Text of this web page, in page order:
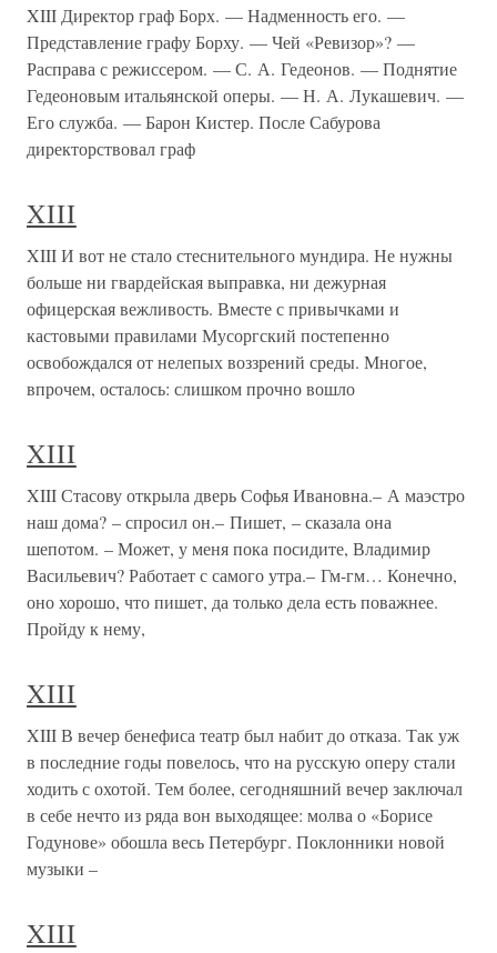
XIII Директор граф Борх. — Надменность его. —
Представление графу Борху. — Чей «Ревизор»? —
Расправа с режиссером. — С. А. Гедеонов. — Поднятие
Гедеоновым итальянской оперы. — Н. А. Лукашевич. —
Его служба. — Барон Кистер. После Сабурова
директорствовал граф
XIII
XIII И вот не стало стеснительного мундира. Не нужны
больше ни гвардейская выправка, ни дежурная
офицерская вежливость. Вместе с привычками и
кастовыми правилами Мусоргский постепенно
освобождался от нелепых воззрений среды. Многое,
впрочем, осталось: слишком прочно вошло
XIII
XIII Стасову открыла дверь Софья Ивановна.– А маэстро
наш дома? – спросил он.– Пишет, – сказала она
шепотом. – Может, у меня пока посидите, Владимир
Васильевич? Работает с самого утра.– Гм-гм… Конечно,
оно хорошо, что пишет, да только дела есть поважнее.
Пройду к нему,
XIII
XIII В вечер бенефиса театр был набит до отказа. Так уж
в последние годы повелось, что на русскую оперу стали
ходить с охотой. Тем более, сегодняшний вечер заключал
в себе нечто из ряда вон выходящее: молва о «Борисе
Годунове» обошла весь Петербург. Поклонники новой
музыки –
XIII